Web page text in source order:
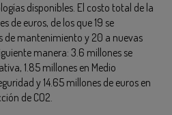
disponibles. El costo total de la
de euros, de los que 19 se
de mantenimiento y 20 a nuevas
manera: 3.6 millones se
1.85 millones en Medio
y 14.65 millones de euros en
de CO2.